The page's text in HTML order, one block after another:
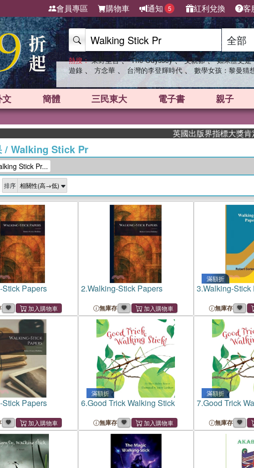
會員專區 購物車 通知 5 紅利兌換 客
熱搜： 東野圭吾 、 The Odyssey 、 父親節 、 如果歷史是
遊錄 、 方念華 、 台灣的李登輝時代 、 數學女孩：黎曼猜
文 簡體 三民東大 電子書 親子
英國出版界指標大獎肯定！A.F.
/ Walking Stick Pr
Stick Pr...
排序
Stick Papers 2.Walking-Stick Papers
無庫存
滿額折
3.Walking-Stick
無庫存
Stick Papers
滿額折
6.Good Trick Walking Stick
無庫存
滿額折
7.Good Trick
無庫存